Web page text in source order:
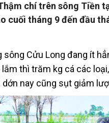
chí trên sông Tiền
cuối tháng 9 đến đầu
Cửu Long đang ít
thì trăm kg cá các
nay cũng sụt giảm